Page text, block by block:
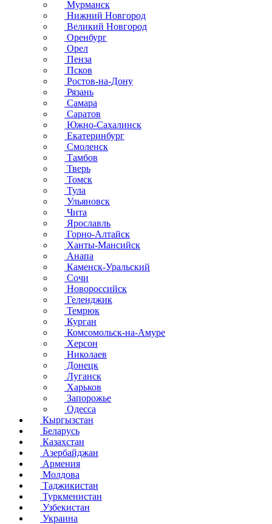
Мурманск
Нижний Новгород
Великий Новгород
Оренбург
Орел
Пенза
Псков
Ростов-на-Дону
Рязань
Самара
Саратов
Южно-Сахалинск
Екатеринбург
Смоленск
Тамбов
Тверь
Томск
Тула
Ульяновск
Чита
Ярославль
Горно-Алтайск
Ханты-Мансийск
Анапа
Каменск-Уральский
Сочи
Новороссийск
Геленджик
Темрюк
Курган
Комсомольск-на-Амуре
Херсон
Николаев
Донецк
Луганск
Харьков
Запорожье
Одесса
Кыргызстан
Беларусь
Казахстан
Азербайджан
Армения
Молдова
Таджикистан
Туркменистан
Узбекистан
Украина